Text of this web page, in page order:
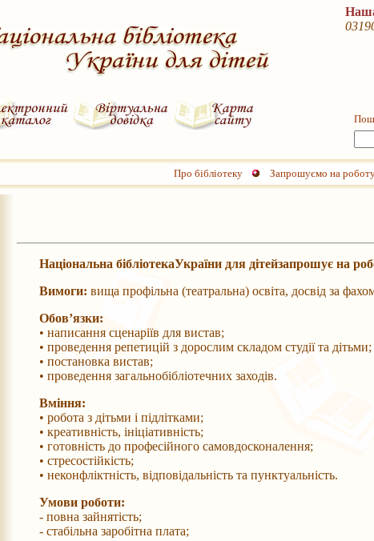
Про бібліотеку Запрошуємо на
Національна бібліотекаУкраїни для дітейзапрошує на
Вимоги: вища профільна (театральна) освіта, досвід за
Обов’язки:
• написання сценаріїв для вистав;
• проведення репетицій з дорослим складом студії та дітьми;
• постановка вистав;
• проведення загальнобібліотечних заходів.
Вміння:
• робота з дітьми і підлітками;
• креативність, ініціативність;
• готовність до професійного самовдосконалення;
• стресостійкість;
• неконфліктність, відповідальність та пунктуальність.
Умови роботи:
- повна зайнятість;
- стабільна заробітна плата;